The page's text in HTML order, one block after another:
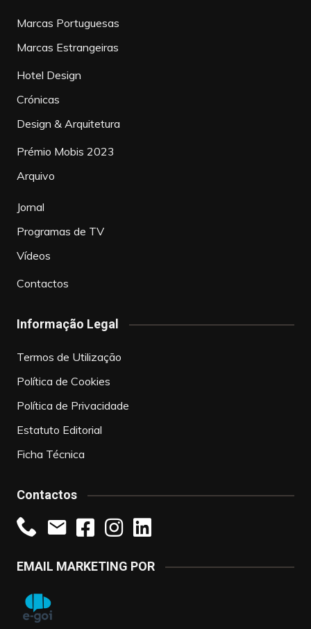
Marcas Portuguesas
Marcas Estrangeiras
Hotel Design
Crónicas
Design & Arquitetura
Prémio Mobis 2023
Arquivo
Jornal
Programas de TV
Vídeos
Contactos
Informação Legal
Termos de Utilização
Política de Cookies
Política de Privacidade
Estatuto Editorial
Ficha Técnica
Contactos
EMAIL MARKETING POR